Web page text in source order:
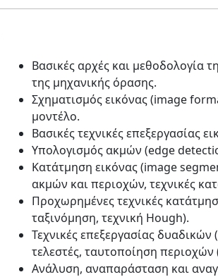
Βασικές αρχές και μεθοδολογία
της μηχανικής όρασης.
Σχηματισμός εικόνας (image
μοντέλο.
Βασικές τεχνικές επεξεργασίας
Υπολογισμός ακμών (edge
Κατάτμηση εικόνας (image
ακμών και περιοχών, τεχνικές
Προχωρημένες τεχνικές
ταξινόμηση, τεχνική Hough).
Τεχνικές επεξεργασίας
τελεστές, ταυτοποίηση
Ανάλυση, αναπαράσταση και